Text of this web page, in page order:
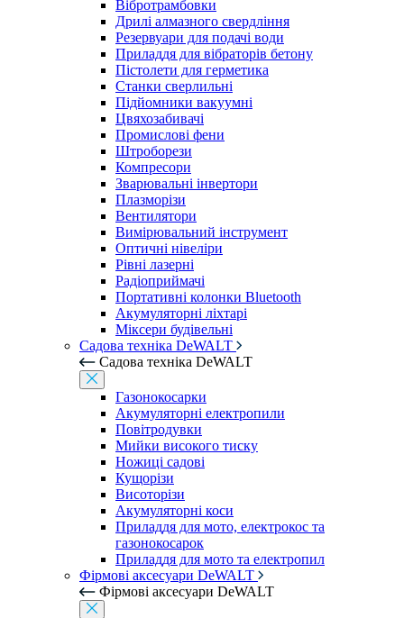
Вібротрамбовки
Дрилі алмазного свердління
Резервуари для подачі води
Приладдя для вібраторів бетону
Пістолети для герметика
Станки сверлильні
Підйомники вакуумні
Цвяхозабивачі
Промислові фени
Штроборези
Компресори
Зварювальні інвертори
Плазморізи
Вентилятори
Вимірювальний інструмент
Оптичні нівеліри
Рівні лазерні
Радіоприймачі
Портативні колонки Bluetooth
Акумуляторні ліхтарі
Міксери будівельні
Садова техніка DeWALT
Садова техніка DeWALT
Газонокосарки
Акумуляторні електропили
Повітродувки
Мийки високого тиску
Ножиці садові
Кущорізи
Висоторізи
Акумуляторні коси
Приладдя для мото, електрокос та
газонокосарок
Приладдя для мото та електропил
Фірмові аксесуари DeWALT
Фірмові аксесуари DeWALT